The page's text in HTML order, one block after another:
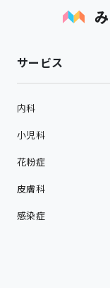
サービス
内科
小児科
花粉症
皮膚科
感染症